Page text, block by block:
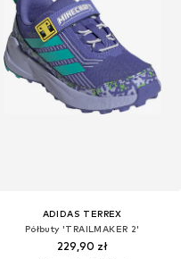
ADIDAS TERREX
Półbuty 'TRAILMAKER 2'
229,90 zł